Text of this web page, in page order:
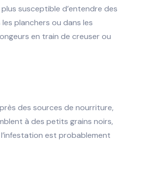
susceptible d’entendre des
planchers ou dans les
en train de creuser ou
des sources de nourriture,
à des petits grains noirs,
est probablement